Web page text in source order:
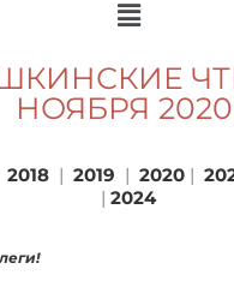
НОЯБРЯ
2018| 2019 | 2020|
| 2024